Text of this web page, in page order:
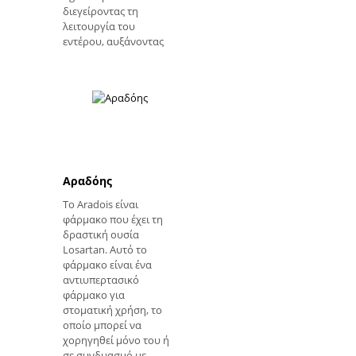
διεγείροντας τη
λειτουργία του
εντέρου, αυξάνοντας
Αραδόης
Το Aradois είναι
φάρμακο που έχει τη
δραστική ουσία
Losartan. Αυτό το
φάρμακο είναι ένα
αντιυπερτασικό
φάρμακο για
στοματική χρήση, το
οποίο μπορεί να
χορηγηθεί μόνο του ή